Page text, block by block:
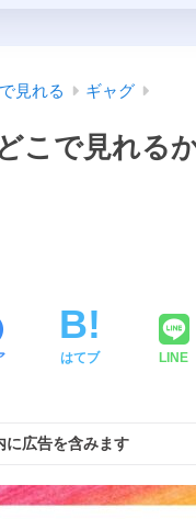
見れる ギャグ
こで見れる
はてブ LINE
に広告を含みます